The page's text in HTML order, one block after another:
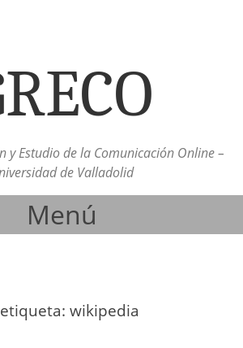
y Estudio de la Comunicación Online –
de Valladolid
Menú
wikipedia